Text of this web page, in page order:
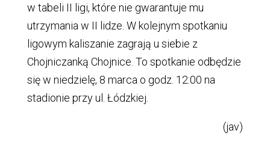
w tabeli II ligi, które nie gwarantuje mu
utrzymania w II lidze. W kolejnym spotkaniu
ligowym kaliszanie zagrają u siebie z
Chojniczanką Chojnice. To spotkanie odbędzie
się w niedzielę, 8 marca o godz. 12:00 na
stadionie przy ul. Łódzkiej.
(jav)